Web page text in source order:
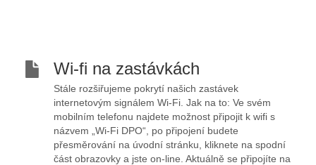
Wi-fi na zastávkách
Stále rozšiřujeme pokrytí našich zastávek
internetovým signálem Wi-Fi. Jak na to: Ve svém
mobilním telefonu najdete možnost připojit k wifi s
názvem „Wi-Fi DPO“, po připojení budete
přesměrování na úvodní stránku, kliknete na spodní
část obrazovky a jste on-line. Aktuálně se připojíte na